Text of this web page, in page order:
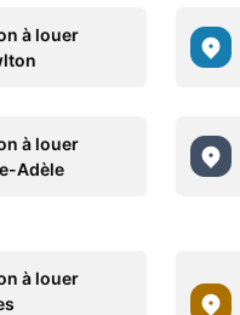
à louer
à louer
Adèle
à louer